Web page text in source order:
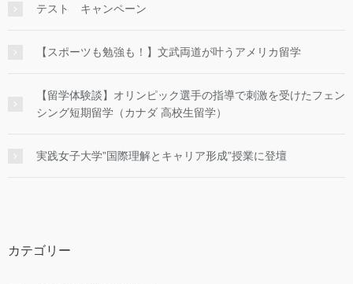
テスト キャンペーン
【スポーツも勉強も！】文武両道が叶うアメリカ留学
【留学体験談】オリンピック選手の指導で刺激を受けたフェン
シング短期留学（カナダ 高校生留学）
実践女子大学”国際理解とキャリア形成”授業に登壇
カテゴリー